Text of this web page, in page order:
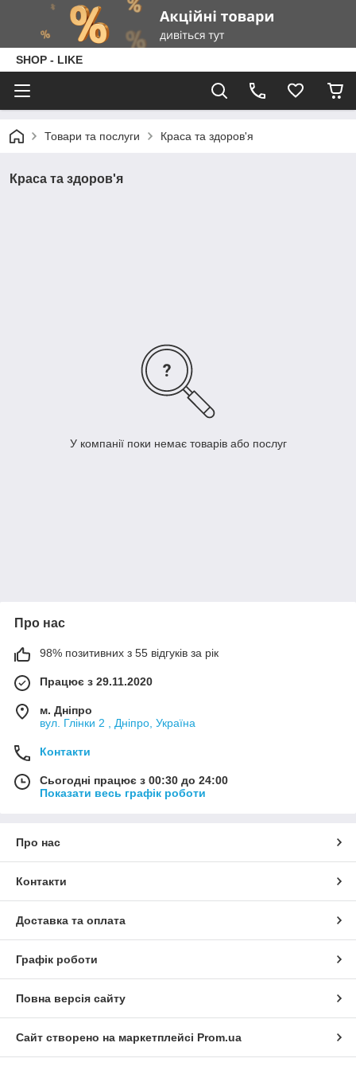
SHOP - LIKE
Товари та послуги Краса та здоров'я
Краса та здоров'я
У компанії поки немає товарів або послуг
Про нас
98% позитивних з 55 відгуків за рік
Працює з 29.11.2020
м. Дніпро
вул. Глінки 2 , Дніпро, Україна
Контакти
Сьогодні працює з 00:30 до 24:00
Показати весь графік роботи
Про нас
Контакти
Доставка та оплата
Графік роботи
Повна версія сайту
Сайт створено на маркетплейсі Prom.ua